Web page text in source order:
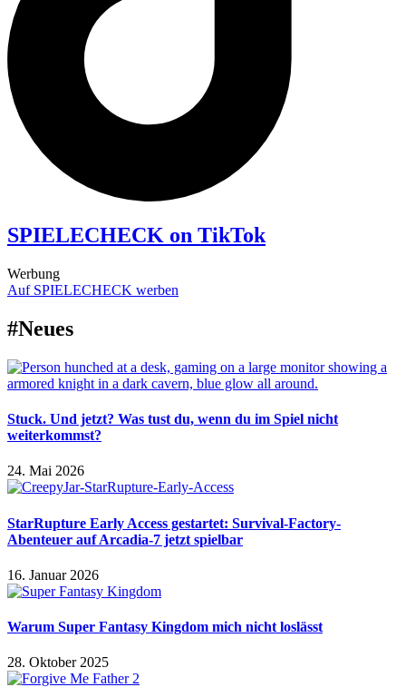
SPIELECHECK on TikTok
Werbung
Auf SPIELECHECK werben
#Neues
Stuck. Und jetzt? Was tust du, wenn du im Spiel nicht
weiterkommst?
24. Mai 2026
StarRupture Early Access gestartet: Survival-Factory-
Abenteuer auf Arcadia-7 jetzt spielbar
16. Januar 2026
Warum Super Fantasy Kingdom mich nicht loslässt
28. Oktober 2025